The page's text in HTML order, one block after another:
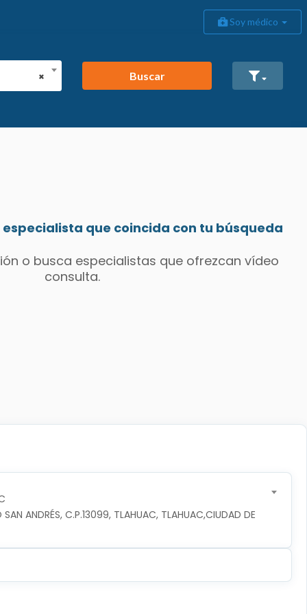
Soy médico
× Buscar
que coincida con tu búsqueda
o busca especialistas que ofrezcan vídeo
consulta.
ANDRÉS, C.P.13099, TLAHUAC, TLAHUAC,CIUDAD DE